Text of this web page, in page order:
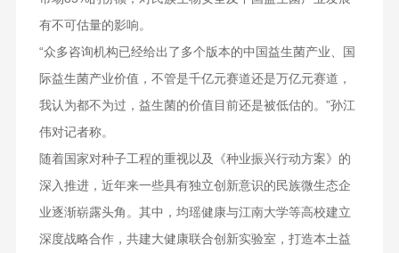
有不可估量的影响。
“众多咨询机构已经给出了多个版本的中国益生菌产业、国
际益生菌产业价值，不管是千亿元赛道还是万亿元赛道，
我认为都不为过，益生菌的价值目前还是被低估的。”孙江
伟对记者称。
随着国家对种子工程的重视以及《种业振兴行动方案》的
深入推进，近年来一些具有独立创新意识的民族微生态企
业逐渐崭露头角。其中，均瑶健康与江南大学等高校建立
深度战略合作，共建大健康联合创新实验室，打造本土益